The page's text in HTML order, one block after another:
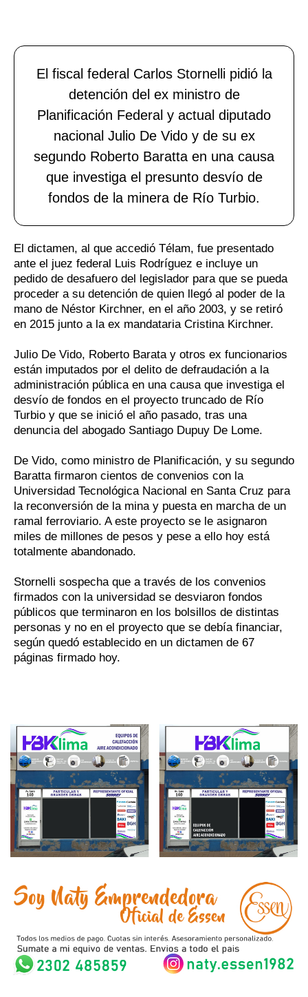
El fiscal federal Carlos Stornelli pidió la
detención del ex ministro de
Planificación Federal y actual diputado
nacional Julio De Vido y de su ex
segundo Roberto Baratta en una causa
que investiga el presunto desvío de
fondos de la minera de Río Turbio.
El dictamen, al que accedió Télam, fue presentado
ante el juez federal Luis Rodríguez e incluye un
pedido de desafuero del legislador para que se pueda
proceder a su detención de quien llegó al poder de la
mano de Néstor Kirchner, en el año 2003, y se retiró
en 2015 junto a la ex mandataria Cristina Kirchner.
Julio De Vido, Roberto Barata y otros ex funcionarios
están imputados por el delito de defraudación a la
administración pública en una causa que investiga el
desvío de fondos en el proyecto truncado de Río
Turbio y que se inició el año pasado, tras una
denuncia del abogado Santiago Dupuy De Lome.
De Vido, como ministro de Planificación, y su segundo
Baratta firmaron cientos de convenios con la
Universidad Tecnológica Nacional en Santa Cruz para
la reconversión de la mina y puesta en marcha de un
ramal ferroviario. A este proyecto se le asignaron
miles de millones de pesos y pese a ello hoy está
totalmente abandonado.
Stornelli sospecha que a través de los convenios
firmados con la universidad se desviaron fondos
públicos que terminaron en los bolsillos de distintas
personas y no en el proyecto que se debía financiar,
según quedó establecido en un dictamen de 67
páginas firmado hoy.